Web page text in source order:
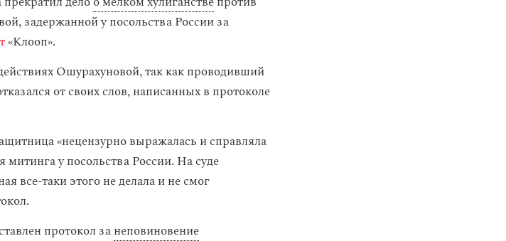
задержанной у посольства России за
«Клооп».
Ошурахуновой, так как проводивший
от своих слов, написанных в протоколе
«нецензурно выражалась и справляла
у посольства России. На суде
все-таки этого не делала и не смог
протокол занеповиновение